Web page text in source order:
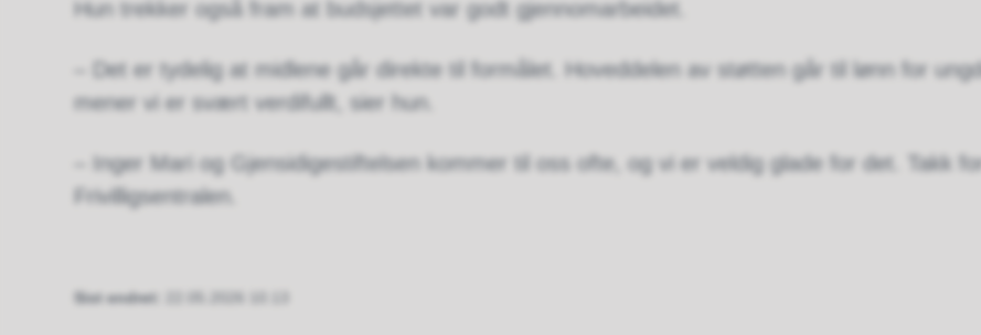
Hun trekker også fram at budsjettet var godt gjennomarbeidet.
– Det er tydelig at midlene går direkte til formålet. Hoveddelen av støtten går til lønn for
mener vi er svært verdifullt, sier hun.
– Inger Mari og Gjensidigestiftelsen kommer til oss ofte, og vi er veldig glade for det. Takk
Frivilligsentralen.
Sist endret 22.05.2026 10.13